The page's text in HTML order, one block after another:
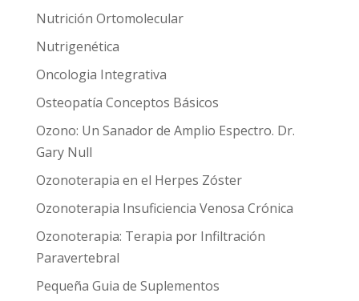
Nutrición Ortomolecular
Nutrigenética
Oncologia Integrativa
Osteopatía Conceptos Básicos
Ozono: Un Sanador de Amplio Espectro. Dr.
Gary Null
Ozonoterapia en el Herpes Zóster
Ozonoterapia Insuficiencia Venosa Crónica
Ozonoterapia: Terapia por Infiltración
Paravertebral
Pequeña Guia de Suplementos